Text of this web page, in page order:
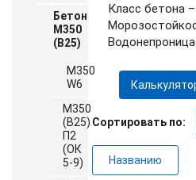
Бетон
М350
(B25)
М350
W6
М350
(B25)
П2
(ОК
5-9)
Класс бетона
Сортировать по:
Названию